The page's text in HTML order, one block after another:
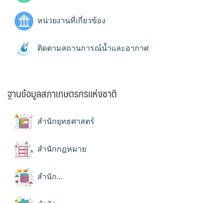
หน่วยงานที่เกี่ยวข้อง
ติดตามสถานการณ์น้ำและอากาศ
ฐานข้อมูลสภาเกษตรกรแห่งชาติ
สำนักยุทธศาสตร์
สำนักกฎหมาย
สำนัก...